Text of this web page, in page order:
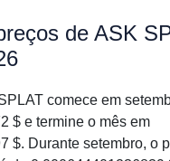
de ASK
comece em
$ e termine o mês em
$. Durante setembro, o